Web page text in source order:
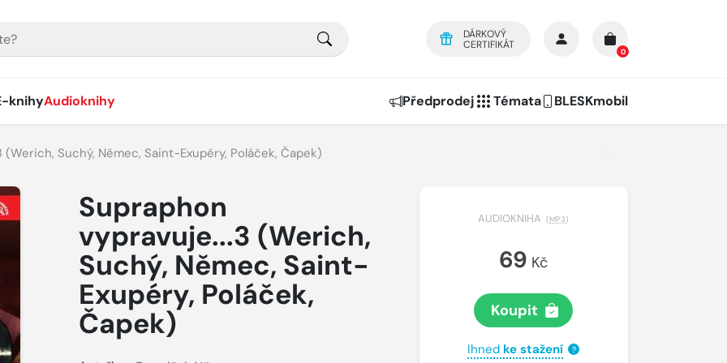
DÁRKOVÝ
CERTIFIKÁT
0
knihyAudioknihy Předprodej Témata BLESKmobil
Suchý, Němec, Saint-Exupéry, Poláček, Čapek)
Supraphon
vypravuje...3 (Werich,
Suchý, Němec, Saint-
Exupéry, Poláček,
Čapek)
AUDIOKNIHA (MP3)
69 Kč
Koupit
Ihned ke stažení ?